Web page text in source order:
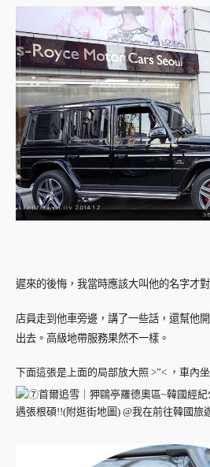
遲來的後悔，我當時應該大叫他的名字才
店員走到他車旁邊，講了一些話，還幫他
出去。高級地帶服務果然不一樣。
下面這張是上面的局部放大照 >”< ，車內